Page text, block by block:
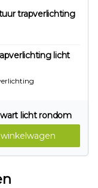
trapverlichting
licht
licht rondom